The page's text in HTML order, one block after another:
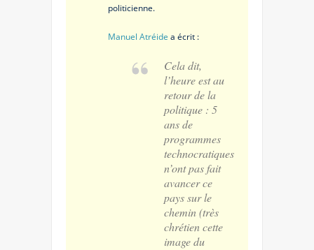
politicienne.
Manuel Atréide a écrit :
Cela dit,
l’heure est au
retour de la
politique : 5
ans de
programmes
technocratiques
n’ont pas fait
avancer ce
pays sur le
chemin (très
chrétien cette
image du